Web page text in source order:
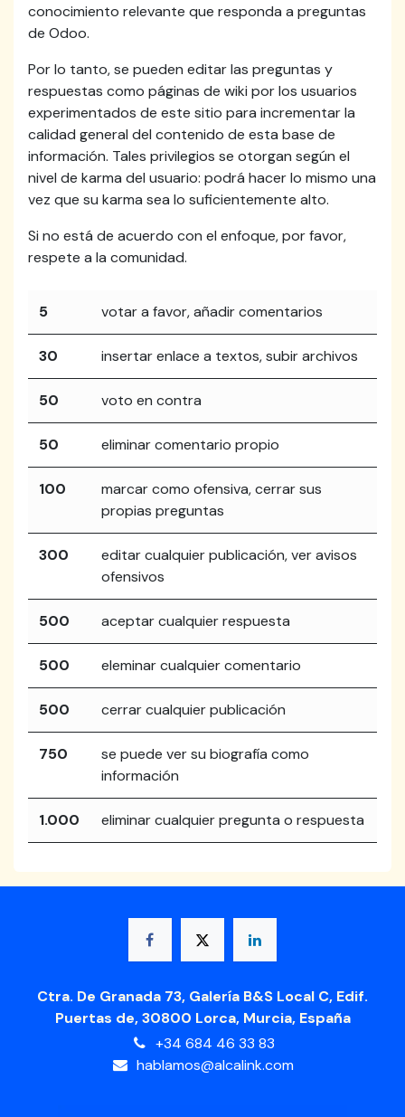
conocimiento relevante que responda a preguntas
de Odoo.
Por lo tanto, se pueden editar las preguntas y
respuestas como páginas de wiki por los usuarios
experimentados de este sitio para incrementar la
calidad general del contenido de esta base de
información. Tales privilegios se otorgan según el
nivel de karma del usuario: podrá hacer lo mismo una
vez que su karma sea lo suficientemente alto.
Si no está de acuerdo con el enfoque, por favor,
respete a la comunidad.
5 votar a favor, añadir comentarios
30 insertar enlace a textos, subir archivos
50 voto en contra
50 eliminar comentario propio
100
marcar como ofensiva, cerrar sus
propias preguntas
300
editar cualquier publicación, ver avisos
ofensivos
500 aceptar cualquier respuesta
500 eleminar cualquier comentario
500 cerrar cualquier publicación
750
se puede ver su biografía como
información
1.000 eliminar cualquier pregunta o respuesta
Ctra. De Granada 73, Galería B&S Local C, Edif.
Puertas de, 30800 Lorca, Murcia, España
+34 684 46 33 83
hablamos@alcalink.com